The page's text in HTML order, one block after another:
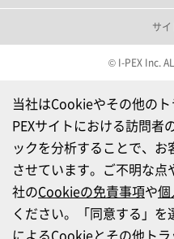
当社はCookieやその他の
PEXサイトにおける訪問者
ックを分析することで、
させています。ご不明な
社のCookieの免責事項や
ください。「同意する」
によるCookieとその他ト
サ
© I-PEX Inc.